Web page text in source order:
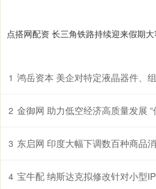
点搭网配资 长三角铁路持续迎来假期
1 鸿岳资本 美企对特定液晶器件、组件及其下游产品
2 金御网 助力低空经济高质量发展 “低空
3 东启网 印度大幅下调数百种商品消
4 宝牛配 纳斯达克拟修改针对小型